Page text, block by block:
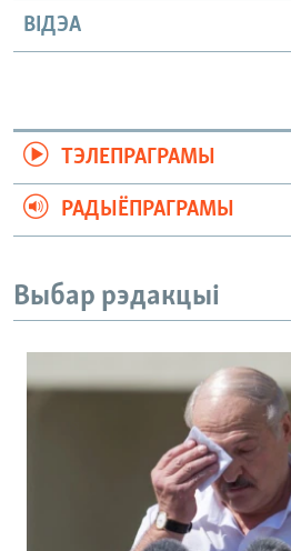
ВІДЭА
ТЭЛЕПРАГРАМЫ
РАДЫЁПРАГРАМЫ
Выбар рэдакцыі